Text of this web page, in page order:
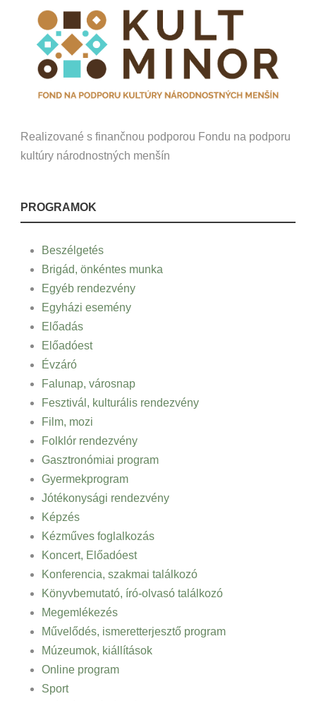
Realizované s finančnou podporou Fondu na podporu
kultúry národnostných menšín
PROGRAMOK
Beszélgetés
Brigád, önkéntes munka
Egyéb rendezvény
Egyházi esemény
Előadás
Előadóest
Évzáró
Falunap, városnap
Fesztivál, kulturális rendezvény
Film, mozi
Folklór rendezvény
Gasztronómiai program
Gyermekprogram
Jótékonysági rendezvény
Képzés
Kézműves foglalkozás
Koncert, Előadóest
Konferencia, szakmai találkozó
Könyvbemutató, író-olvasó találkozó
Megemlékezés
Művelődés, ismeretterjesztő program
Múzeumok, kiállítások
Online program
Sport